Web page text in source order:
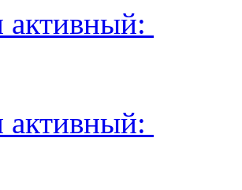
активный:
активный: